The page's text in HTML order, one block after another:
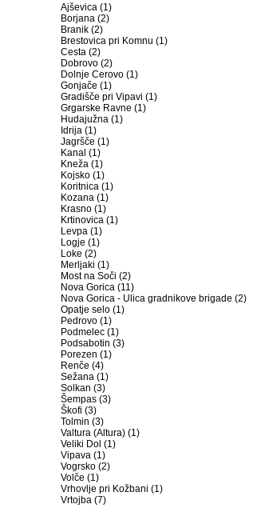
Ajševica (1)
Borjana (2)
Branik (2)
Brestovica pri Komnu (1)
Cesta (2)
Dobrovo (2)
Dolnje Cerovo (1)
Gonjače (1)
Gradišče pri Vipavi (1)
Grgarske Ravne (1)
Hudajužna (1)
Idrija (1)
Jagršče (1)
Kanal (1)
Kneža (1)
Kojsko (1)
Koritnica (1)
Kozana (1)
Krasno (1)
Krtinovica (1)
Levpa (1)
Logje (1)
Loke (2)
Merljaki (1)
Most na Soči (2)
Nova Gorica (11)
Nova Gorica - Ulica gradnikove brigade (2)
Opatje selo (1)
Pedrovo (1)
Podmelec (1)
Podsabotin (3)
Porezen (1)
Renče (4)
Sežana (1)
Solkan (3)
Šempas (3)
Škofi (3)
Tolmin (3)
Valtura (Altura) (1)
Veliki Dol (1)
Vipava (1)
Vogrsko (2)
Volče (1)
Vrhovlje pri Kožbani (1)
Vrtojba (7)